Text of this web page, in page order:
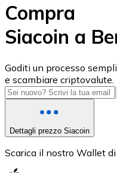
USD Coin
USDC
Compra
Siacoin a
Goditi un processo
e scambiare criptovalute.
Dettagli prezzo Siacoin
Scarica il nostro Wallet